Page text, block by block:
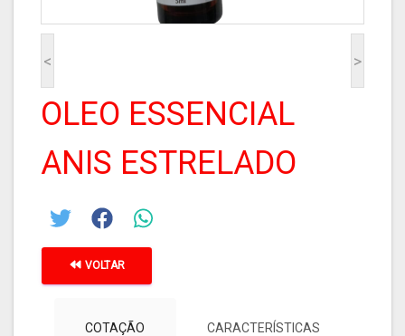
< >
OLEO ESSENCIAL
ANIS ESTRELADO
VOLTAR
COTAÇÃO CARACTERÍSTICAS